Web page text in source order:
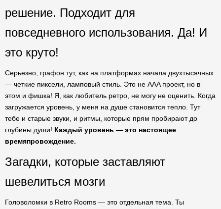
решение. Подходит для
повседневного использования. Да! И
это круто!
Серьезно, графон тут, как на платформах начала двухтысячных
— четкие пиксели, ламповый стиль. Это не AAA проект, но в
этом и фишка! Я, как любитель ретро, не могу не оценить. Когда
загружается уровень, у меня на душе становится тепло. Тут
тебе и старые звуки, и ритмы, которые прям пробирают до
глубины души! Каждый уровень — это настоящее
времяпровождение.
Загадки, которые заставляют
шевелиться мозги
Головоломки в Retro Rooms — это отдельная тема. Ты